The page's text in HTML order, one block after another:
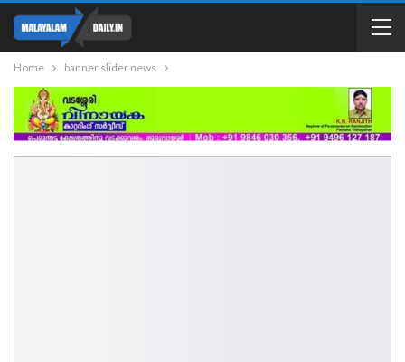
Home banner slider news